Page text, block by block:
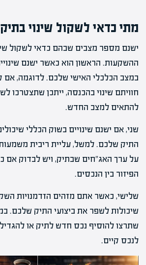
מתי כדאי לשקול שינוי
ישנם מספר מצבים שבהם כדאי לשקול
ההשקעות. הראשון הוא כאשר ישנם
במצב הכלכלי האישי שלכם. לדוגמה, אם
חוויתם שינוי בהכנסה, ייתכן שתצטרכו
להתאים למצב החדש.
שני, אם ישנם שינויים בשוק הכללי
התיק שלכם. למשל, עליית ריבית
על ערך האג"חים שבתיק, ויש לבדוק אם
הפיזור בין הנכסים.
שלישי, כאשר אתם מזהים הזדמנויות
שיכולות לשפר את ביצועי התיק שלכם.
שתרצו להוסיף נכס חדש לתיק או
לנכס קיים.